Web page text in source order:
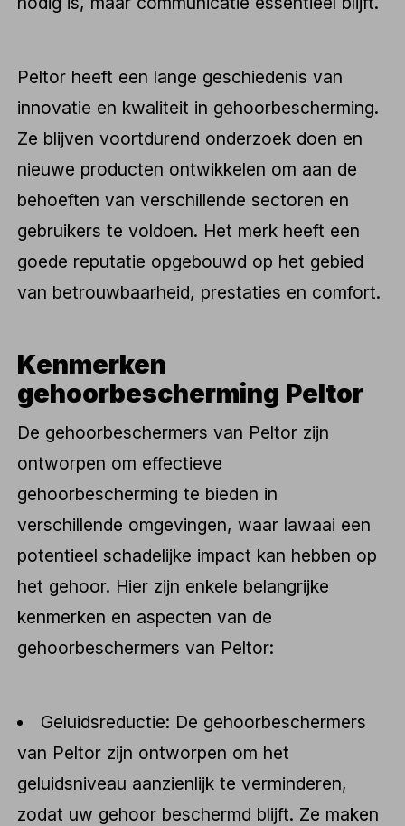
Peltor heeft een lange geschiedenis van
innovatie en kwaliteit in gehoorbescherming.
Ze blijven voortdurend onderzoek doen en
nieuwe producten ontwikkelen om aan de
behoeften van verschillende sectoren en
gebruikers te voldoen. Het merk heeft een
goede reputatie opgebouwd op het gebied
van betrouwbaarheid, prestaties en comfort.
Kenmerken
gehoorbescherming Peltor
De gehoorbeschermers van Peltor zijn
ontworpen om effectieve
gehoorbescherming te bieden in
verschillende omgevingen, waar lawaai een
potentieel schadelijke impact kan hebben op
het gehoor. Hier zijn enkele belangrijke
kenmerken en aspecten van de
gehoorbeschermers van Peltor:
Geluidsreductie: De gehoorbeschermers
van Peltor zijn ontworpen om het
geluidsniveau aanzienlijk te verminderen,
zodat uw gehoor beschermd blijft. Ze maken